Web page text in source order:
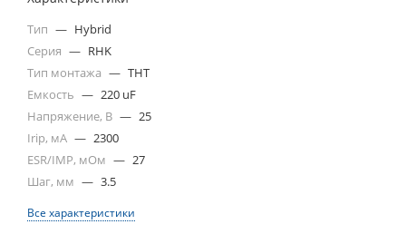
Тип — Hybrid
Серия — RHK
Тип монтажа — THT
Емкость — 220 uF
Напряжение, В — 25
Irip, мА — 2300
ESR/IMP, мОм — 27
Шаг, мм — 3.5
Все характеристики